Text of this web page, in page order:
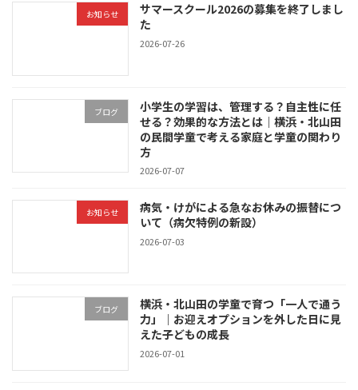
お知らせ
サマースクール2026の募集を終了しまし
た
2026-07-26
ブログ
小学生の学習は、管理する？自主性に任
せる？効果的な方法とは｜横浜・北山田
の民間学童で考える家庭と学童の関わり
方
2026-07-07
お知らせ
病気・けがによる急なお休みの振替につ
いて（病欠特例の新設）
2026-07-03
ブログ
横浜・北山田の学童で育つ「一人で通う
力」｜お迎えオプションを外した日に見
えた子どもの成長
2026-07-01